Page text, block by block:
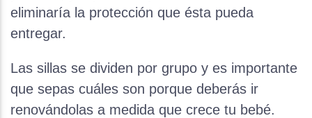
eliminaría la protección que ésta pueda
entregar.
Las sillas se dividen por grupo y es importante
que sepas cuáles son porque deberás ir
renovándolas a medida que crece tu bebé.